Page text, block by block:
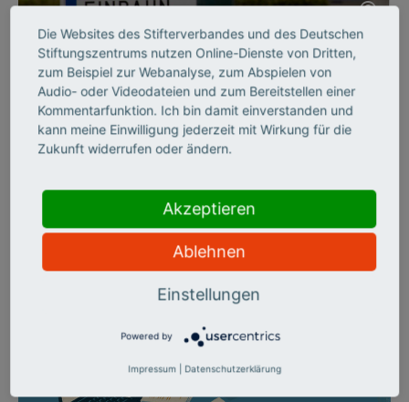
©
BILDUNGSSYSTEM
Per Einbahnstraße durch
die Hochschulbildung
lang auf sechs Handlungsfeldern beobachtet und zieht ein
enttäuschendes Fazit: Die Richtung stimmt zwar, aber das
Tempo der Veränderung ist verheerend langsam. Alle
MERTON-Artikel zum Thema im Überblick.
Die Websites des Stifterverbandes und des Deutschen
Stiftungszentrums nutzen Online-Dienste von Dritten,
zum Beispiel zur Webanalyse, zum Abspielen von
Audio- oder Videodateien und zum Bereitstellen einer
Kommentarfunktion. Ich bin damit einverstanden und
kann meine Einwilligung jederzeit mit Wirkung für die
Zukunft widerrufen oder ändern.
Akzeptieren
Ablehnen
Einstellungen
Powered by
Impressum Datenschutzerklärung